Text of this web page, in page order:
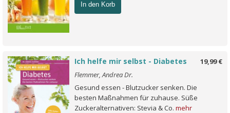
In den Korb
19,99 €
Ich helfe mir selbst - Diabetes
Flemmer, Andrea Dr.
Gesund essen - Blutzucker senken. Die
besten Maßnahmen für zuhause. Süße
Zuckeralternativen: Stevia & Co. mehr